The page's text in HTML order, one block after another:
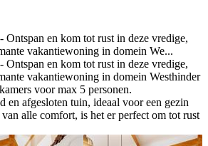
en kom tot rust in deze vredige,
vakantiewoning in domein We...
en kom tot rust in deze vredige,
vakantiewoning in domein Westhinder
voor max 5 personen.
en afgesloten tuin, ideaal voor een gezin
alle comfort, is het er perfect om tot rust